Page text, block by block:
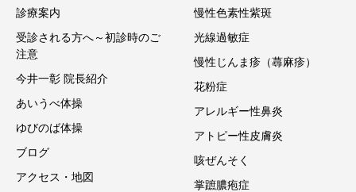
診療案内
受診される方へ～初診時のご
注意
今井一彰 院長紹介
あいうべ体操
ゆびのば体操
ブログ
アクセス・地図
慢性色素性紫斑
光線過敏症
慢性じんま疹（蕁麻疹）
花粉症
アレルギー性鼻炎
アトピー性皮膚炎
咳ぜんそく
掌蹠膿疱症